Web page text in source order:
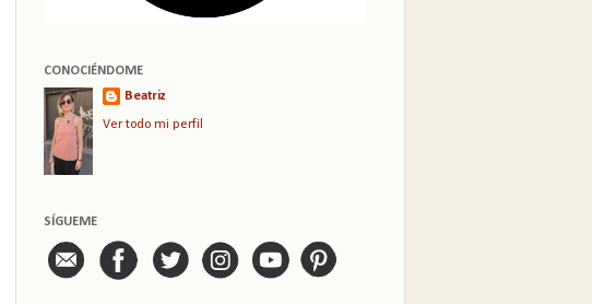
CONOCIÉNDOME
Beatriz
Ver todo mi perfil
SÍGUEME